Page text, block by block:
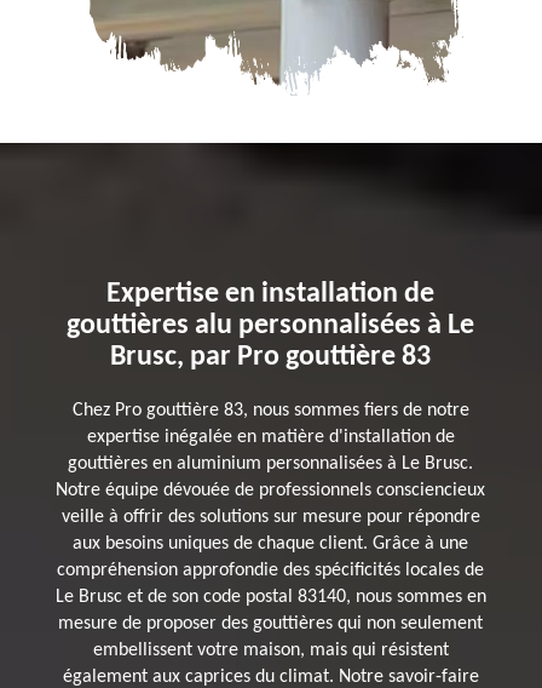
Expertise en installation de
gouttières alu personnalisées à Le
Brusc, par Pro gouttière 83
Chez Pro gouttière 83, nous sommes fiers de notre
expertise inégalée en matière d'installation de
gouttières en aluminium personnalisées à Le Brusc.
Notre équipe dévouée de professionnels consciencieux
veille à offrir des solutions sur mesure pour répondre
aux besoins uniques de chaque client. Grâce à une
compréhension approfondie des spécificités locales de
Le Brusc et de son code postal 83140, nous sommes en
mesure de proposer des gouttières qui non seulement
embellissent votre maison, mais qui résistent
également aux caprices du climat. Notre savoir-faire